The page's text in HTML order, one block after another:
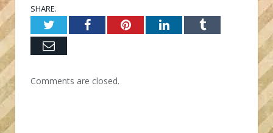
SHARE.
TwitterFacebookPinterestLinkedInTumblr
Email
Comments are closed.